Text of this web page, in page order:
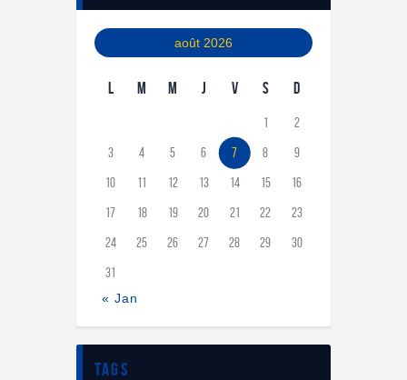
août 2026
L M M J V S D
1 2
3 4 5 6 7 8 9
10 11 12 13 14 15 16
17 18 19 20 21 22 23
24 25 26 27 28 29 30
31
« Jan
tags